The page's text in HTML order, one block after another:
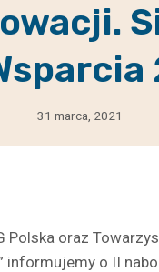
31 marca, 2021
Polska oraz
informujemy o II